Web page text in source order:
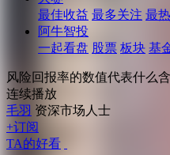
最佳收益 最多关注 最
阿牛智投
一起看盘 股票 板块 基
风险回报率的数值代表什么
连续播放
毛羽 资深市场人士
+订阅
TA的好看